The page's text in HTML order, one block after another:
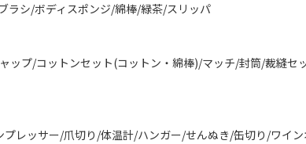
ラシ/ボディスポンジ/綿棒/緑茶/スリッパ
ップ/コットンセット(コットン・綿棒)/マッチ/封筒/裁縫セ
プレッサー/爪切り/体温計/ハンガー/せんぬき/缶切り/ワイ